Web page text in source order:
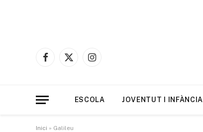
Facebook
X
Instagram
ESCOLA JOVENTUT I INFÀNCIA
Inici » Galileu